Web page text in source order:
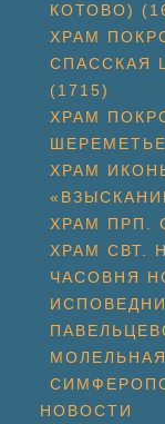
КОТОВО)
ХРАМ
СПАССКАЯ
(1715)
ХРАМ
ХРАМ
ХРАМ ПРП.
ХРАМ СВТ.
ЧАСОВНЯ
НОВОСТИ